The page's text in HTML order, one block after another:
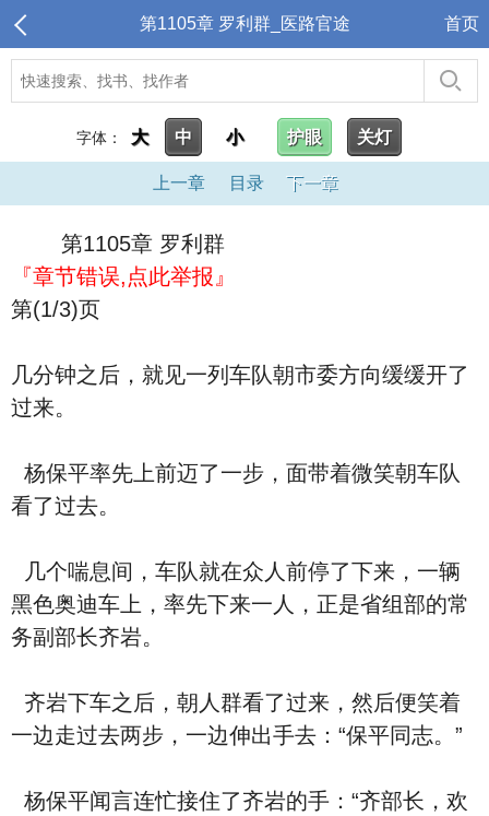
第1105章 罗利群_医路官途 首页
字体： 大 中 小 护眼 关灯
上一章 目录 下一章
第1105章 罗利群
『章节错误,点此举报』
第(1/3)页
几分钟之后，就见一列车队朝市委方向缓缓开了
过来。
杨保平率先上前迈了一步，面带着微笑朝车队
看了过去。
几个喘息间，车队就在众人前停了下来，一辆
黑色奥迪车上，率先下来一人，正是省组部的常
务副部长齐岩。
齐岩下车之后，朝人群看了过来，然后便笑着
一边走过去两步，一边伸出手去：“保平同志。”
杨保平闻言连忙接住了齐岩的手：“齐部长，欢